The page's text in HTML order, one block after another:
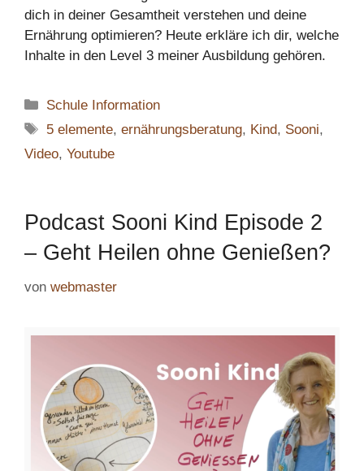
dich in deiner Gesamtheit verstehen und deine
Ernährung optimieren? Heute erkläre ich dir, welche
Inhalte in den Level 3 meiner Ausbildung gehören.
Kategorien
Schule Information
Schlagwörter
5 elemente,ernährungsberatung, Kind, Sooni,
Video, Youtube
Podcast Sooni Kind Episode 2
– Geht Heilen ohne Genießen?
von webmaster